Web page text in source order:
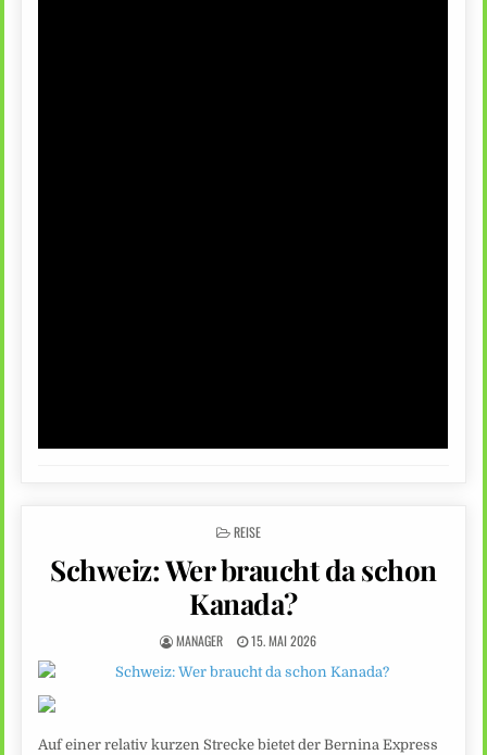
POSTED
REISE
Schweiz: Wer braucht da schon
Kanada?
MANAGER 15. MAI 2026
Auf einer relativ kurzen Strecke bietet der Bernina Express